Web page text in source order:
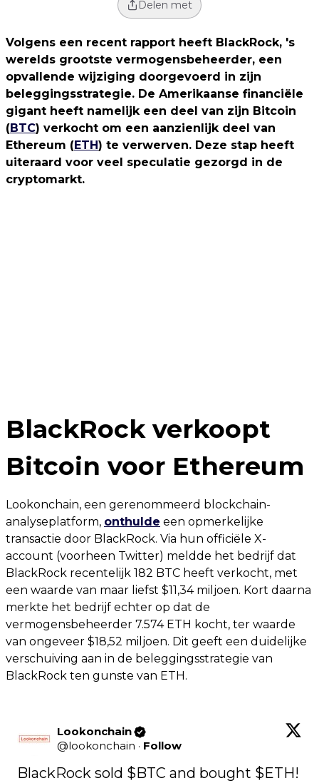
Delen met
Volgens een recent rapport heeft BlackRock, 's
werelds grootste vermogensbeheerder, een
opvallende wijziging doorgevoerd in zijn
beleggingsstrategie. De Amerikaanse financiële
gigant heeft namelijk een deel van zijn Bitcoin
(BTC) verkocht om een ​​aanzienlijk deel van
Ethereum (ETH) te verwerven. Deze stap heeft
uiteraard voor veel speculatie gezorgd in de
cryptomarkt.
BlackRock verkoopt
Bitcoin voor Ethereum
Lookonchain, een gerenommeerd blockchain-
analyseplatform, onthulde een opmerkelijke
transactie door BlackRock. Via hun officiële X-
account (voorheen Twitter) meldde het bedrijf dat
BlackRock recentelijk 182 BTC heeft verkocht, met
een waarde van maar liefst $11,34 miljoen. Kort daarna
merkte het bedrijf echter op dat de
vermogensbeheerder 7.574 ETH kocht, ter waarde
van ongeveer $18,52 miljoen. Dit geeft een duidelijke
verschuiving aan in de beleggingsstrategie van
BlackRock ten gunste van ETH.
Lookonchain
@lookonchain · Follow
BlackRock sold $BTC and bought $ETH!